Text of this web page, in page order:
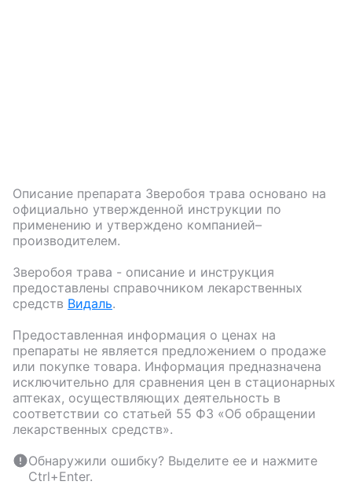
Описание препарата Зверобоя трава основано на
официально утвержденной инструкции по
применению и утверждено компанией–
производителем.
Зверобоя трава - описание и инструкция
предоставлены справочником лекарственных
средств Видаль.
Предоставленная информация о ценах на
препараты не является предложением о продаже
или покупке товара. Информация предназначена
исключительно для сравнения цен в стационарных
аптеках, осуществляющих деятельность в
соответствии со статьей 55 ФЗ «Об обращении
лекарственных средств».
Обнаружили ошибку? Выделите ее и нажмите
Ctrl+Enter.